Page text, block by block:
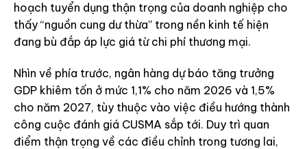
hoạch tuyển dụng thận trọng của doanh nghiệp cho
thấy “nguồn cung dư thừa” trong nền kinh tế hiện
đang bù đắp áp lực giá từ chi phí thương mại.
Nhìn về phía trước, ngân hàng dự báo tăng trưởng
GDP khiêm tốn ở mức 1,1% cho năm 2026 và 1,5%
cho năm 2027, tùy thuộc vào việc điều hướng thành
công cuộc đánh giá CUSMA sắp tới. Duy trì quan
điểm thận trọng về các điều chỉnh trong tương lai,